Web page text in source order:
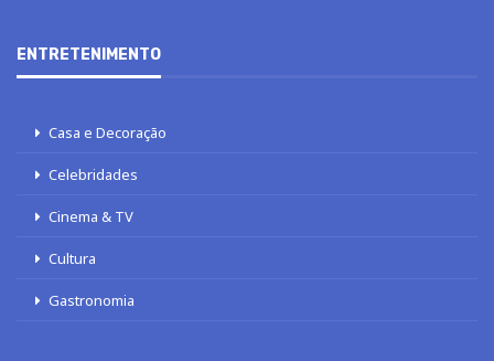
ENTRETENIMENTO
Casa e Decoração
Celebridades
Cinema & TV
Cultura
Gastronomia